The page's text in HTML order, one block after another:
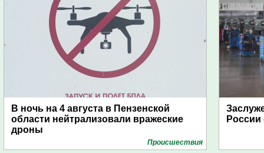
В ночь на 4 августа в Пензенской
области нейтрализовали вражеские
дроны
Проиcшествия
России